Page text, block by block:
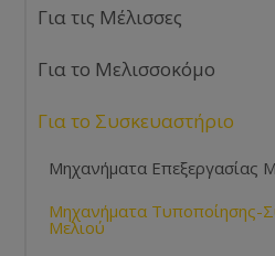
Για τις Μέλισσες
Για το Μελισσοκόμο
Για το Συσκευαστήριο
Μηχανήματα Επεξεργασίας
Μηχανήματα Τυποποίησης-
Μελιού